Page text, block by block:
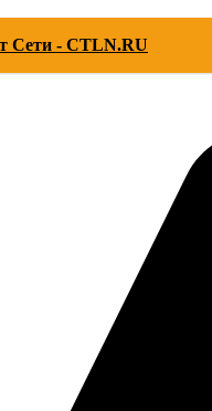
Сети - CTLN.RU